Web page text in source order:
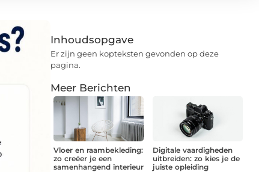
Inhoudsopgave
Er zijn geen kopteksten gevonden op deze
pagina.
Meer Berichten
Vloer en raambekleding:
zo creëer je een
samenhangend interieur
Digitale vaardigheden
uitbreiden: zo kies je de
juiste opleiding